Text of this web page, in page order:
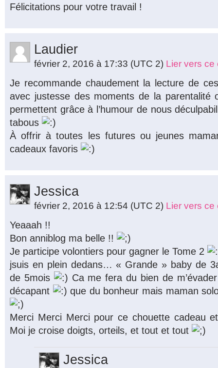
Félicitations pour votre travail !
Laudier
février 2, 2016 à 17:33 (UTC 2) Lier vers ce
Je recommande chaudement la lecture de
avec justesse des moments de la parentalité
permettent grâce à l’humour de nous
tabous
À offrir à toutes les futures ou jeunes
cadeaux favoris
Jessica
février 2, 2016 à 12:54 (UTC 2) Lier vers ce
Yeaaah !!
Bon anniblog ma belle !!
Je participe volontiers pour gagner le Tome 2
jsuis en plein dedans… « Grande » baby de
de 5mois
Ca me fera du bien de
décapant
que du bonheur mais maman
Merci Merci Merci pour ce chouette cadeau
Moi je croise doigts, orteils, et tout et tout
Jessica